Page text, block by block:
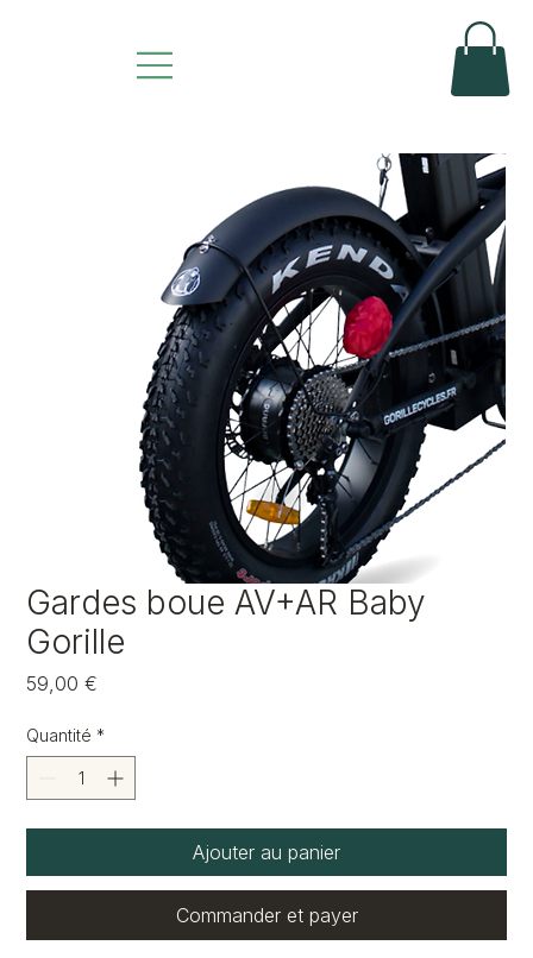
Gardes boue AV+AR Baby
Gorille
59,00 €
Quantité *
Ajouter au panier
Commander et payer